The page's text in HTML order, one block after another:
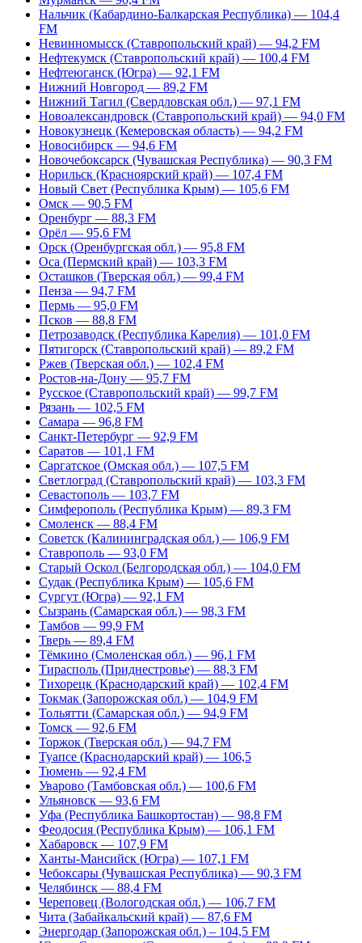
Нальчик (Кабардино-Балкарская Республика) — 104,4
FM
Невинномысск (Ставропольский край) — 94,2 FM
Нефтекумск (Ставропольский край) — 100,4 FM
Нефтеюганск (Югра) — 92,1 FM
Нижний Новгород — 89,2 FM
Нижний Тагил (Свердловская обл.) — 97,1 FM
Новоалександровск (Ставропольский край) — 94,0 FM
Новокузнецк (Кемеровская область) — 94,2 FM
Новосибирск — 94,6 FM
Новочебоксарск (Чувашская Республика) — 90,3 FM
Норильск (Красноярский край) — 107,4 FM
Новый Свет (Республика Крым) — 105,6 FM
Омск — 90,5 FM
Оренбург — 88,3 FM
Орёл — 95,6 FM
Орск (Оренбургская обл.) — 95,8 FM
Оса (Пермский край) — 103,3 FM
Осташков (Тверская обл.) — 99,4 FM
Пенза — 94,7 FM
Пермь — 95,0 FM
Псков — 88,8 FM
Петрозаводск (Республика Карелия) — 101,0 FM
Пятигорск (Ставропольский край) — 89,2 FM
Ржев (Тверская обл.) — 102,4 FM
Ростов-на-Дону — 95,7 FM
Русское (Ставропольский край) — 99,7 FM
Рязань — 102,5 FM
Самара — 96,8 FM
Санкт-Петербург — 92,9 FM
Саратов — 101,1 FM
Саргатское (Омская обл.) — 107,5 FM
Светлоград (Ставропольский край) — 103,3 FM
Севастополь — 103,7 FM
Симферополь (Республика Крым) — 89,3 FM
Смоленск — 88,4 FM
Советск (Калининградская обл.) — 106,9 FM
Ставрополь — 93,0 FM
Старый Оскол (Белгородская обл.) — 104,0 FM
Судак (Республика Крым) — 105,6 FM
Сургут (Югра) — 92,1 FM
Сызрань (Самарская обл.) — 98,3 FM
Тамбов — 99,9 FM
Тверь — 89,4 FM
Тёмкино (Смоленская обл.) — 96,1 FM
Тирасполь (Приднестровье) — 88,3 FM
Тихорецк (Краснодарский край) — 102,4 FM
Токмак (Запорожская обл.) — 104,9 FM
Тольятти (Самарская обл.) — 94,9 FM
Томск — 92,6 FM
Торжок (Тверская обл.) — 94,7 FM
Туапсе (Краснодарский край) — 106,5
Тюмень — 92,4 FM
Уварово (Тамбовская обл.) — 100,6 FM
Ульяновск — 93,6 FM
Уфа (Республика Башкортостан) — 98,8 FM
Феодосия (Республика Крым) — 106,1 FM
Хабаровск — 107,9 FM
Ханты-Мансийск (Югра) — 107,1 FM
Чебоксары (Чувашская Республика) — 90,3 FM
Челябинск — 88,4 FM
Череповец (Вологодская обл.) — 106,7 FM
Чита (Забайкальский край) — 87,6 FM
Энергодар (Запорожская обл.) – 104,5 FM